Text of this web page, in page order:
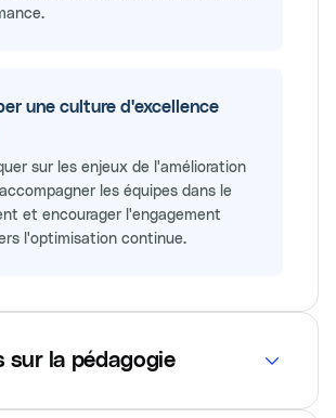
une culture d'excellence
sur les enjeux de l'amélioration
les équipes dans le
et encourager l'engagement
l'optimisation continue.
sur la pédagogie